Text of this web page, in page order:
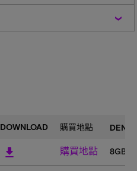
DOWNLOAD 購買地點
download 購買地點 8GB